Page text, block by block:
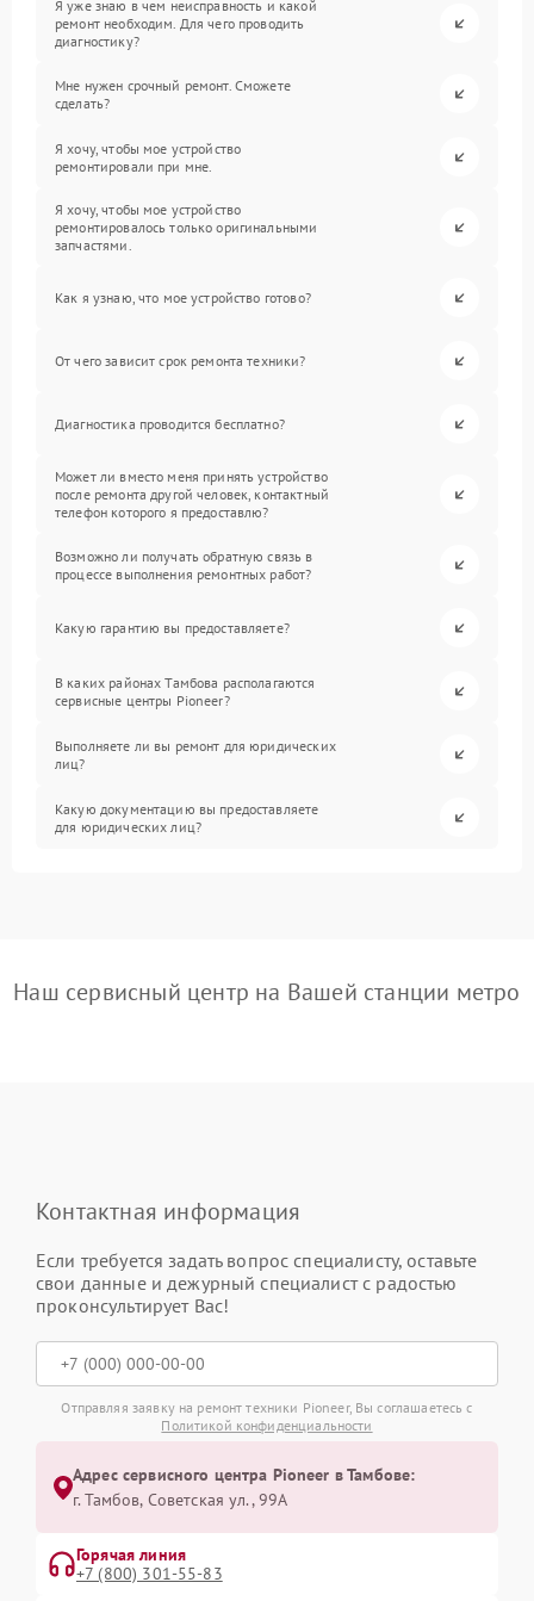
Я уже знаю в чем неисправность и какой
ремонт необходим. Для чего проводить
диагностику?
Мне нужен срочный ремонт. Сможете
сделать?
Я хочу, чтобы мое устройство
ремонтировали при мне.
Я хочу, чтобы мое устройство
ремонтировалось только оригинальными
запчастями.
Как я узнаю, что мое устройство готово?
От чего зависит срок ремонта техники?
Диагностика проводится бесплатно?
Может ли вместо меня принять устройство
после ремонта другой человек, контактный
телефон которого я предоставлю?
Возможно ли получать обратную связь в
процессе выполнения ремонтных работ?
Какую гарантию вы предоставляете?
В каких районах Тамбова располагаются
сервисные центры Pioneer?
Выполняете ли вы ремонт для юридических
лиц?
Какую документацию вы предоставляете
для юридических лиц?
Наш сервисный центр на Вашей станции метро
Контактная информация
Если требуется задать вопрос специалисту, оставьте
свои данные и дежурный специалист с радостью
проконсультирует Вас!
Отправляя заявку на ремонт техники Pioneer, Вы соглашаетесь с
Политикой конфиденциальности
Адрес сервисного центра Pioneer в Тамбове:
г. Тамбов, Советская ул., 99А
Горячая линия
+7 (800) 301-55-83